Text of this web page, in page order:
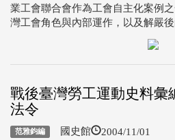
業工會聯合會作為工會自主化案例
灣工會角色與內部運作，以及解嚴
戰後臺灣勞工運動史料彙
法令
范雅鈞編 國史館 2004/11/01